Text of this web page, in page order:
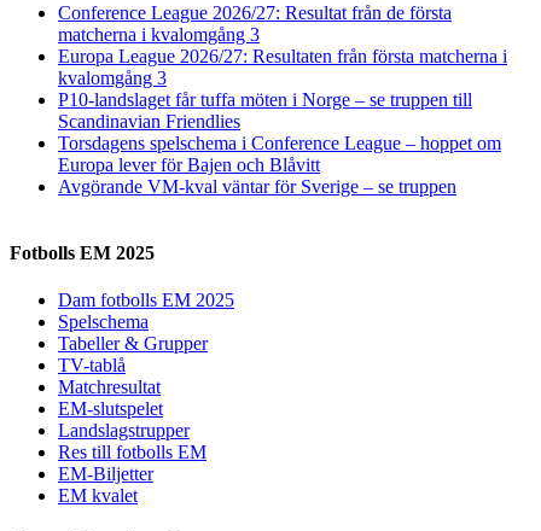
Conference League 2026/27: Resultat från de första
matcherna i kvalomgång 3
Europa League 2026/27: Resultaten från första matcherna i
kvalomgång 3
P10-landslaget får tuffa möten i Norge – se truppen till
Scandinavian Friendlies
Torsdagens spelschema i Conference League – hoppet om
Europa lever för Bajen och Blåvitt
Avgörande VM-kval väntar för Sverige – se truppen
Fotbolls EM 2025
Dam fotbolls EM 2025
Spelschema
Tabeller & Grupper
TV-tablå
Matchresultat
EM-slutspelet
Landslagstrupper
Res till fotbolls EM
EM-Biljetter
EM kvalet